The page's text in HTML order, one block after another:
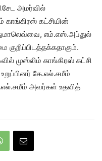
அமர்வில்
கட்சியின்
எம்.எஸ்.அப்துல்
குறிப்பிடத்தக்கதாகும்.
முஸ்லிம் காங்கிரஸ் கட்சி
கே.எல்.சமீம்
அவர்கள் உதவித்